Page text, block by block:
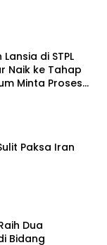
di STPL
Naik ke Tahap
Minta Proses
Paksa Iran
Dua
Bidang